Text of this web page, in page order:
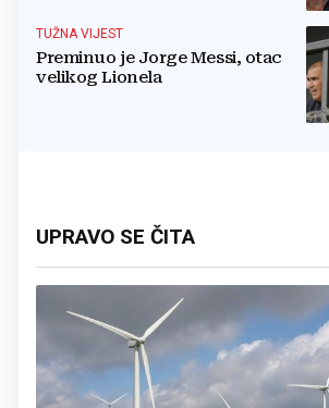
TUŽNA VIJEST
Preminuo je Jorge Messi, otac
velikog Lionela
UPRAVO SE ČITA